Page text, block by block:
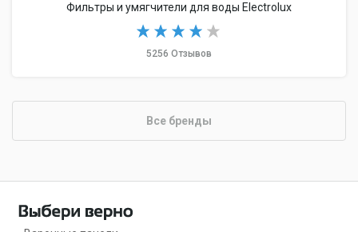
Фильтры и умягчители для воды Electrolux
5256 Отзывов
Все бренды